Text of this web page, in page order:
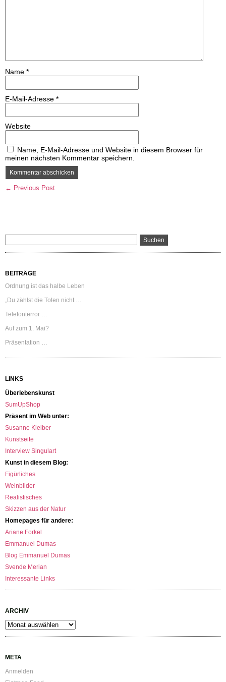
Name *
E-Mail-Adresse *
Website
Name, E-Mail-Adresse und Website in diesem Browser für
meinen nächsten Kommentar speichern.
← Previous Post
BEITRÄGE
Ordnung ist das halbe Leben
„Du zählst die Toten nicht …
Telefonterror …
Auf zum 1. Mai?
Präsentation …
LINKS
Überlebenskunst
SumUpShop
Präsent im Web unter:
Susanne Kleiber
Kunstseite
Interview Singulart
Kunst in diesem Blog:
Figürliches
Weinbilder
Realistisches
Skizzen aus der Natur
Homepages für andere:
Ariane Forkel
Emmanuel Dumas
Blog Emmanuel Dumas
Svende Merian
Interessante Links
ARCHIV
Archiv
META
Anmelden